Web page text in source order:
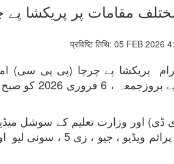
مقامات پر پریکشا پے
प्रविष्टि तिथि: 05 FEB
پریکشا پے چرچا (پی پی سی)
اور وزارت تعلیم کے سوشل
برآں ، مندرجہ ذیل او ٹی ٹی پلیٹ